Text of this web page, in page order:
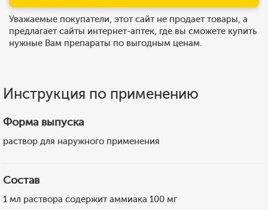
Уважаемые покупатели, этот сайт не продает товары, а
предлагает сайты интернет-аптек, где вы сможете купить
нужные Вам препараты по выгодным ценам.
Инструкция по применению
Форма выпуска
раствор для наружного применения
Состав
1 мл раствора содержит аммиака 100 мг